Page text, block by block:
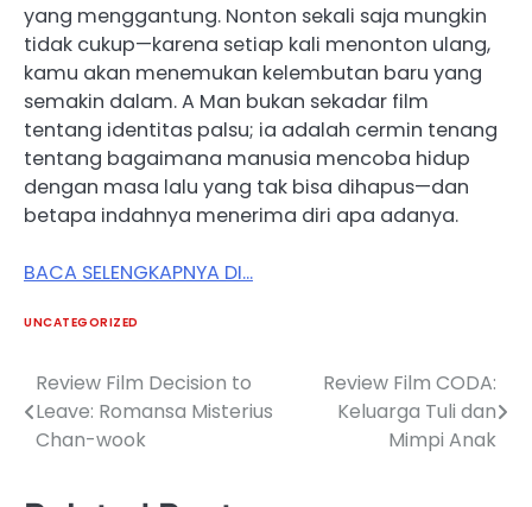
yang menggantung. Nonton sekali saja mungkin
tidak cukup—karena setiap kali menonton ulang,
kamu akan menemukan kelembutan baru yang
semakin dalam. A Man bukan sekadar film
tentang identitas palsu; ia adalah cermin tenang
tentang bagaimana manusia mencoba hidup
dengan masa lalu yang tak bisa dihapus—dan
betapa indahnya menerima diri apa adanya.
BACA SELENGKAPNYA DI…
UNCATEGORIZED
Post
navigation
Review Film Decision to
Leave: Romansa Misterius
Chan-wook
Review Film CODA:
Keluarga Tuli dan
Mimpi Anak